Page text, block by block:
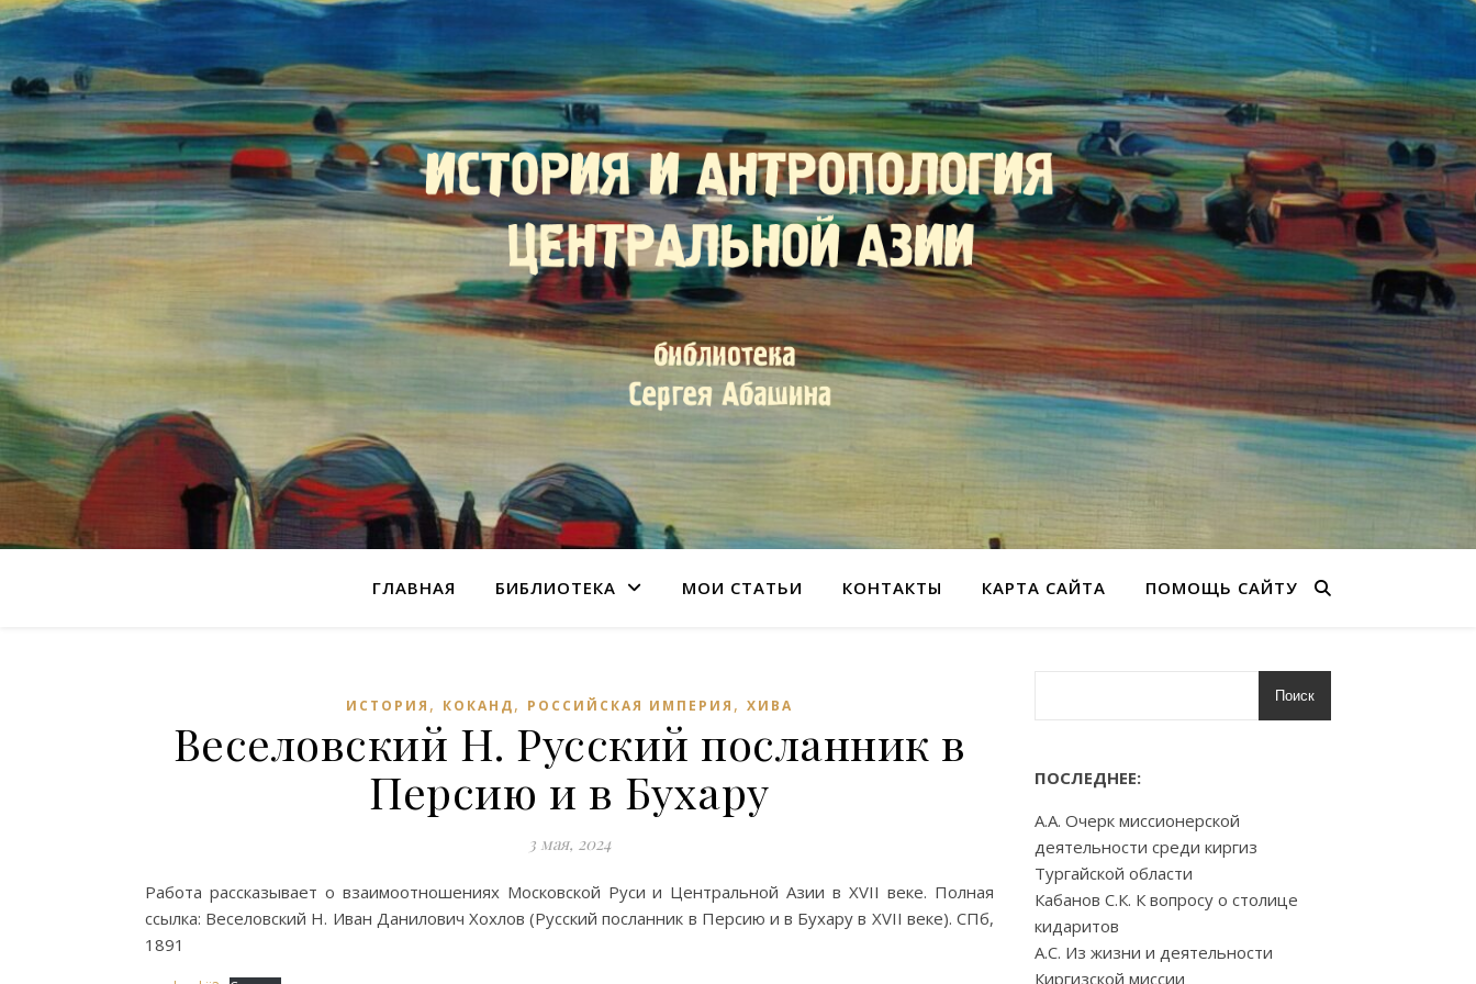
ГЛАВНАЯ БИБЛИОТЕКА МОИ СТАТЬИ КОНТАКТЫ КАРТА САЙТА ПОМОЩЬ САЙТУ
ИСТОРИЯ , КОКАНД, РОССИЙСКАЯ ИМПЕРИЯ , ХИВА
Веселовский Н. Русский посланник в
Персию и в Бухару
3 мая, 2024
Работа рассказывает о взаимоотношениях Московской Руси и Центральной Азии в XVII веке. Полная
ссылка: Веселовский Н. Иван Данилович Хохлов (Русский посланник в Персию и в Бухару в XVII веке). СПб,
1891
Поиск
ПОСЛЕДНЕЕ:
А.А. Очерк миссионерской
деятельности среди киргиз
Тургайской области
Кабанов С.К. К вопросу о столице
кидаритов
А.С. Из жизни и деятельности
Киргизской миссии